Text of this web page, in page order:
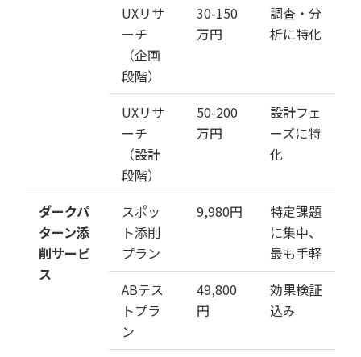
UXリサ
ーチ
（企画
段階）
30-150
万円
調査・分
析に特化
UXリサ
ーチ
（設計
段階）
50-200
万円
設計フェ
ーズに特
化
ダークパ
ターン添
削サービ
ス
スポッ
ト添削
プラン
9,980円
特定課題
に集中、
最も手軽
ABテス
トプラ
ン
49,800
円
効果検証
込み